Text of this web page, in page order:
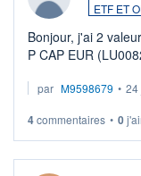
ETF ET
Bonjour, j'ai 2
P CAP EUR
veux procéder à la
par M9598679 • 24
4commentaires • 0